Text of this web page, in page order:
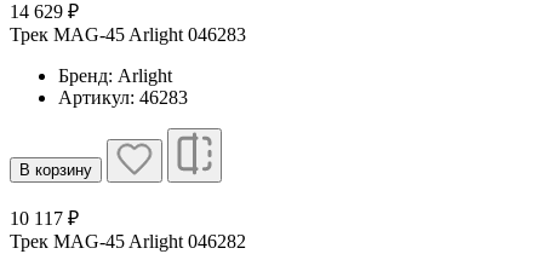
14 629 ₽
Трек MAG-45 Arlight 046283
Бренд: Arlight
Артикул: 46283
В корзину
10 117 ₽
Трек MAG-45 Arlight 046282